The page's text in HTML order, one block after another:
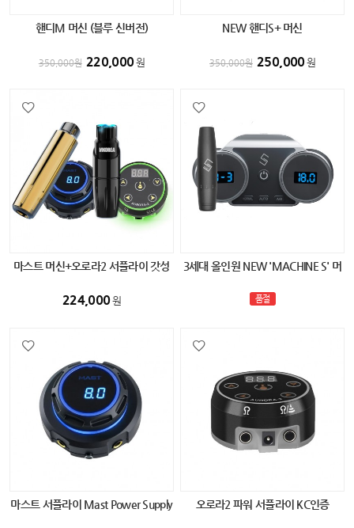
핸디M 머신 (블루 신버전)
350,000원 220,000원
NEW 핸디S+ 머신
350,000원 250,000원
마스트 머신+오로라2 서플라이 갓성
224,000원
3세대 올인원 NEW 'MACHINE S' 머
품절
마스트 서플라이 Mast Power Supply 오로라2 파워 서플라이 KC인증